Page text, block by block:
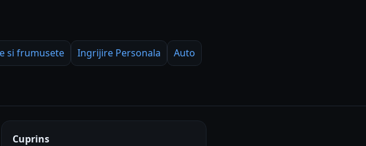
si frumusete Ingrijire Personala
Auto
Cuprins